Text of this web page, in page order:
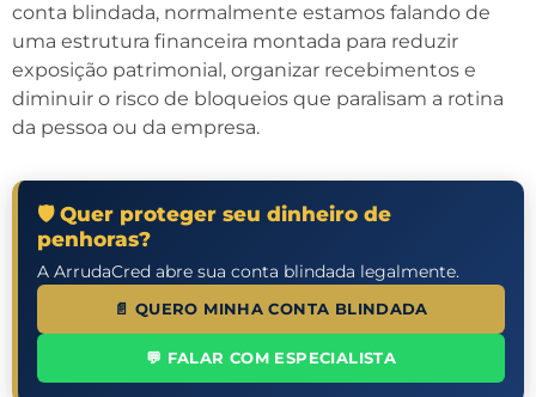
conta blindada, normalmente estamos falando de
uma estrutura financeira montada para reduzir
exposição patrimonial, organizar recebimentos e
diminuir o risco de bloqueios que paralisam a rotina
da pessoa ou da empresa.
🛡️ Quer proteger seu dinheiro de
penhoras?
A ArrudaCred abre sua conta blindada legalmente.
📄 QUERO MINHA CONTA BLINDADA
💬 FALAR COM ESPECIALISTA